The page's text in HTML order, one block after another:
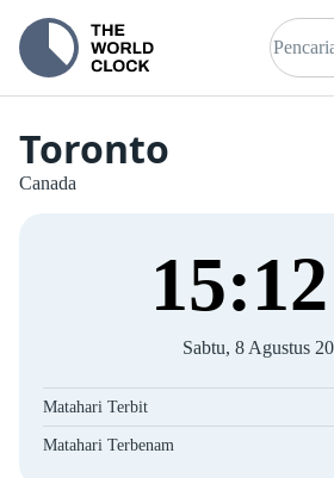
Toronto
Canada
15:13
Sabtu, 8 Agustus
Matahari Terbit
Matahari Terbenam